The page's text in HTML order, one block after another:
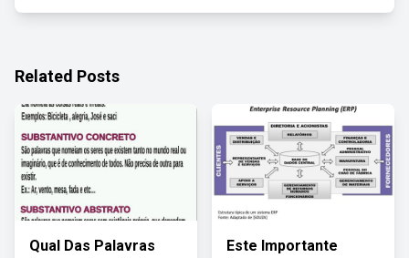
Related Posts
Qual Das Palavras
Este Importante